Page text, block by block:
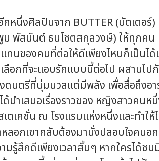
หนึ่งศิลปินจาก BUTTER (บัตเตอร์)
พัสนันต์ ธนโชตสกุลวงษ์) ให้ทุกคน
ทนของคนที่ต่อให้ดีเพียงไหนก็เป็นไ
ลือกที่จะแอบรักแบบนี้ต่อไป ผสานไป
งดนตรีที่นุ่มนวลแต่มีพลัง เพื่อสื่อถึงอ
ด้นำเสนอเรื่องราวของ หญิงสาวคนห
เคชั่น ณ โรงแรมแห่งหนึ่งและทำให้
ลอกเขากลับต้องมานั่งปลอบใจคนอ
มรู้สึกดีเพียงเวลาสั้นๆ หากใครได้ชม